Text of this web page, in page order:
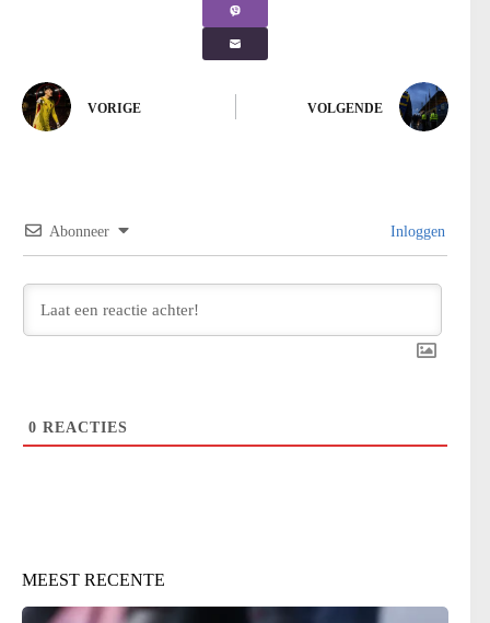
VORIGE VOLGENDE
Abonneer Inloggen
0 REACTIES
MEEST RECENTE